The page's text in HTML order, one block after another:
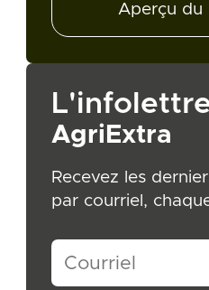
Aperçu du
AgriExtra
Recevez les
par courriel,